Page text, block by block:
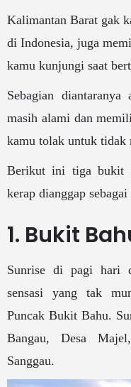
Kalimantan Barat gak
di Indonesia, juga
kamu kunjungi saat
Sebagian
masih alami dan
kamu tolak untuk tidak
Berikut ini tiga bukit
kerap dianggap sebagai
1. Bukit
Sunrise di pagi hari
sensasi yang tak
Puncak Bukit Bahu.
Bangau, Desa
Sanggau.